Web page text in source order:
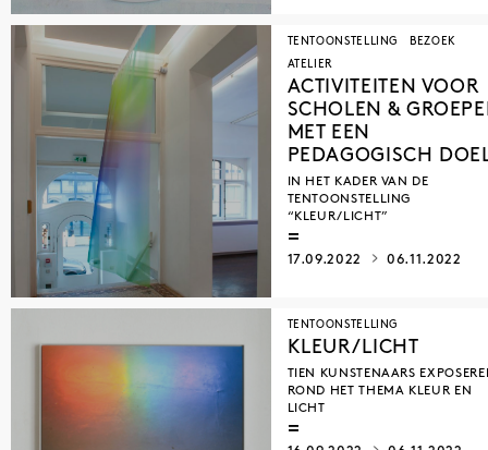
TENTOONSTELLING
BEZOEK
ATELIER
ACTIVITEITEN VOOR
SCHOLEN &
MET EEN
PEDAGOGISCH
IN HET KADER VAN DE
TENTOONSTELLING
“KLEUR/LICHT”
17.09.2022 06.11.2022
TENTOONSTELLING
KLEUR/LICHT
TIEN KUNSTENAARS
ROND HET THEMA KLEUR EN
LICHT